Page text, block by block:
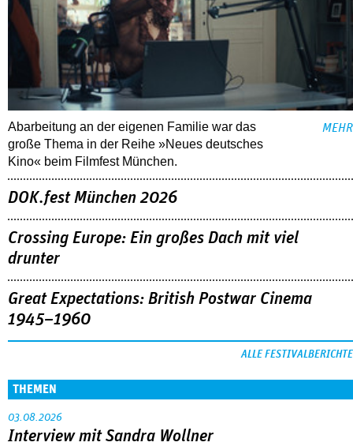
Abarbeitung an der eigenen Familie war das
große Thema in der Reihe »Neues deutsches
Kino« beim Filmfest München.
MEHR
DOK.fest München 2026
Crossing Europe: Ein großes Dach mit viel
drunter
Great Expectations: British Postwar Cinema
1945–1960
ALLE FESTIVALBERICHTE
THEMEN
03.08.2026
Interview mit Sandra Wollner